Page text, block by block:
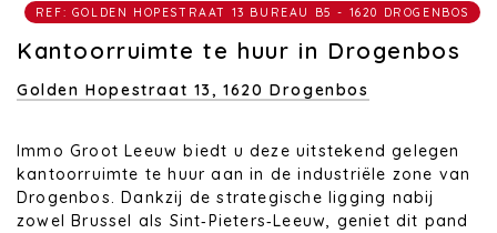
REF: GOLDEN HOPESTRAAT 13 BUREAU B5 - 1620 DROGENBOS
Kantoorruimte te huur in Drogenbos
Golden Hopestraat 13,1620 Drogenbos
Immo Groot Leeuw biedt u deze uitstekend gelegen
kantoorruimte te huur aan in de industriële zone van
Drogenbos. Dankzij de strategische ligging nabij
zowel Brussel als Sint‑Pieters‑Leeuw, geniet dit pand